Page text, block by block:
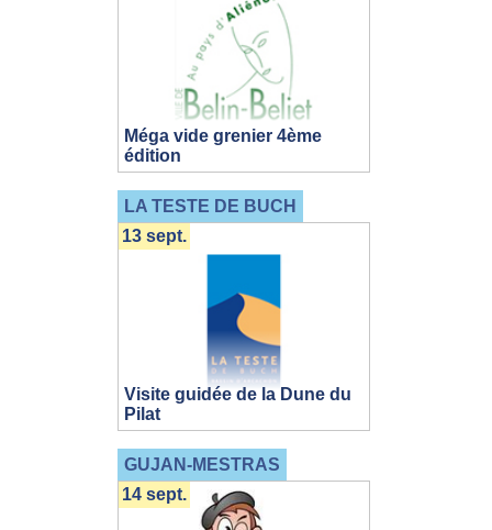
Méga vide grenier 4ème
édition
LA TESTE DE BUCH
Visite guidée de la Dune du
Pilat
13 sept.
GUJAN-MESTRAS
14 sept.